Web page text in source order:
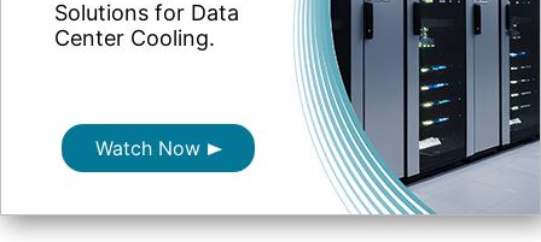
Watch Now
Solutions for Data
Center Cooling.